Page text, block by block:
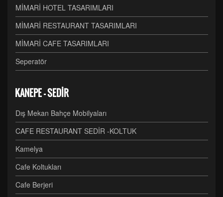
MİMARİ HOTEL TASARIMLARI
MİMARİ RESTAURANT TASARIMLARI
MİMARİ CAFE TASARIMLARI
Seperatör
KANEPE - SEDİR
Dış Mekan Bahçe Mobilyaları
CAFE RESTAURANT SEDİR -KOLTUK
Kamelya
Cafe Koltukları
Cafe Berjeri